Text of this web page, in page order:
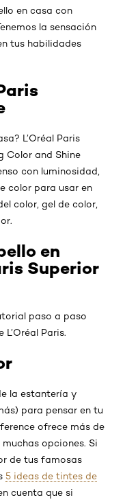
en casa con
la sensación
tus habilidades
L’Oréal Paris
Color and Shine
con luminosidad,
color para usar en
color, gel de color,
en
Superior
paso a paso
Paris.
la estantería y
para pensar en tu
ofrece más de
opciones. Si
de tus famosas
5 ideas de tintes de
cuenta que si